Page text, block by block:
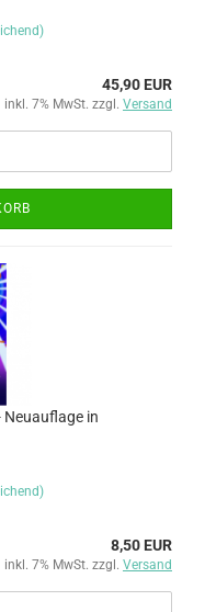
45,90 EUR
inkl. 7% MwSt. zzgl. Versand
Neuauflage in
8,50 EUR
inkl. 7% MwSt. zzgl. Versand